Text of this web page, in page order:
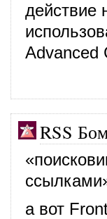
действие
Advanced
RSS
а вот